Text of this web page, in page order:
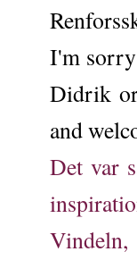
I'm
Didrik
and
Det var